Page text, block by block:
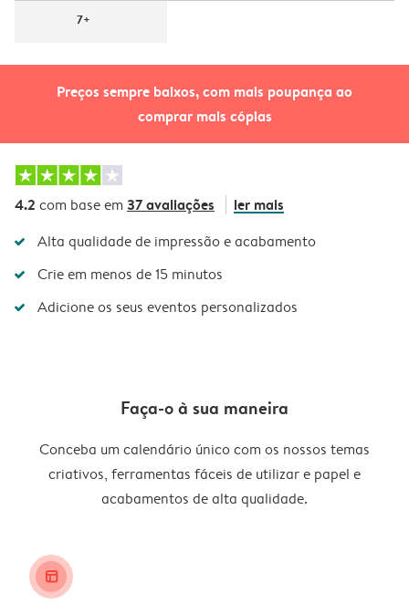
Preços sempre baixos, com mais poupança ao
comprar mais cópias
7+
4.2 com base em 37 avaliações ler mais
Alta qualidade de impressão e acabamento
Crie em menos de 15 minutos
Adicione os seus eventos personalizados
Faça-o à sua maneira
Conceba um calendário único com os nossos temas
criativos, ferramentas fáceis de utilizar e papel e
acabamentos de alta qualidade.
layout_alt